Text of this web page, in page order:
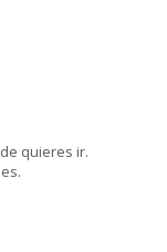
quieres ir.